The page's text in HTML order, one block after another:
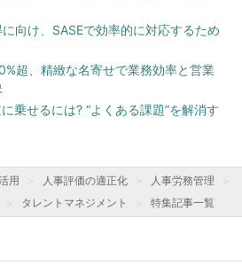
向け、SASEで効率的に対応するため
超、精緻な名寄せで業務効率と営業
乗せるには? “よくある課題”を解消す
用 人事評価の適正化 人事労務管理
タレントマネジメント 特集記事一覧